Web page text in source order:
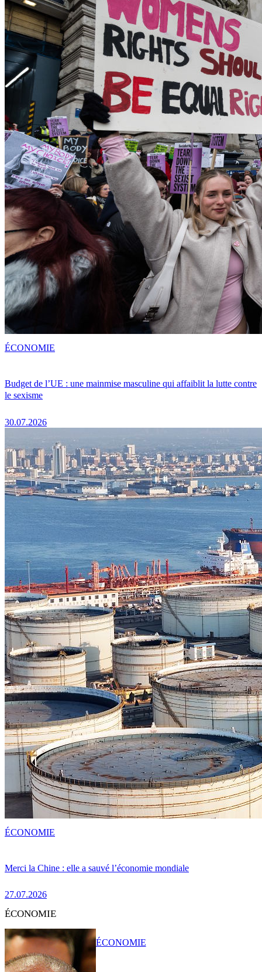
Budget de l’UE : une mainmise masculine qui affaiblit la lutte contre
le sexisme
30.07.2026
ÉCONOMIE
Merci la Chine : elle a sauvé l’économie mondiale
27.07.2026
ÉCONOMIE
ÉCONOMIE
ÉCONOMIE